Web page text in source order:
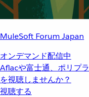
MuleSoft Forum Japan
オンデマンド配信中
Aflacや富士通、ポリプ
を視聴しませんか？
視聴する